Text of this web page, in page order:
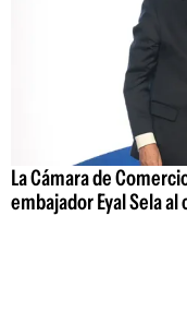
La Cámara de
embajador Eyal Sela